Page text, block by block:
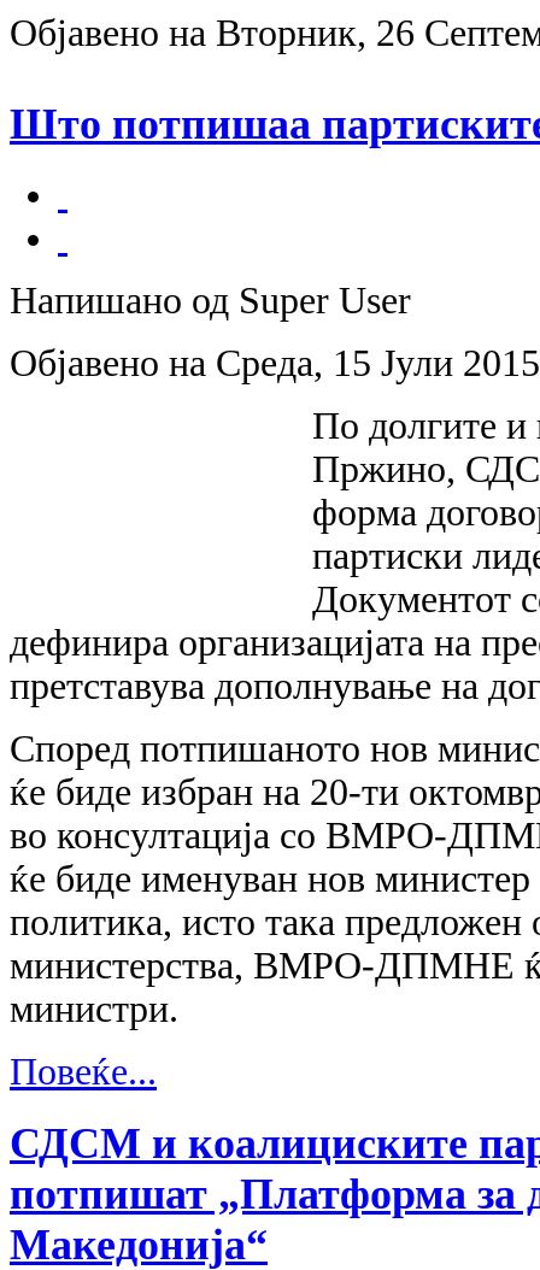
Објавено на Вторник, 26
Што потпишаа
Напишано од Super User
Објавено на Среда, 15 Јули
По долгите и
Пржино,
форма
партиски
Документот
дефинира организацијата на
претставува дополнување на
Според потпишаното нов
ќе биде избран на 20-ти
во консултација со ВМРО-
ќе биде именуван нов министер
политика, исто така
министерства, ВМРО-ДПМНЕ
министри.
Повеќе...
СДСМ и коалициските
потпишат „Платформа за
Македонија“